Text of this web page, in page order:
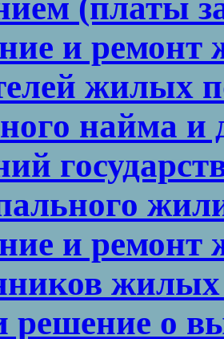
(платы
и
жилых
найма
и
решение о